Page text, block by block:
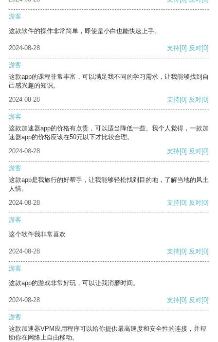
游客
这款软件的操作非常简单，即使是小白也能快速上手。
2024-08-28 支持[0] 反对[0]
游客
这款app的课程非常丰富，可以满足我不同的学习需求，让我能够找到自
己感兴趣的知识。
2024-08-28
支持[0] 反对[0]
游客
这款加速器app的价格有点贵，可以适当降低一些。我个人觉得，一款加
速器app的价格应该在50元以下才比较合理。
2024-08-28
支持[0] 反对[0]
游客
这款app是我旅行的好帮手，让我能够轻松找到目的地，了解当地的风土
人情。
2024-08-28
支持[0] 反对[0]
游客
这个软件我非常喜欢
2024-08-28 支持[0] 反对[0]
游客
这款app的游戏非常好玩，可以让我消磨时间。
2024-08-28 支持[0] 反对[0]
游客
这款加速器VPM应用程序可以给你提供最高速度和安全性的连接，并帮
助你在网络上自由移动。